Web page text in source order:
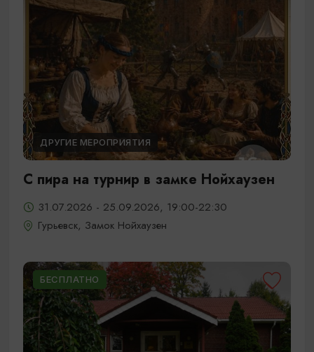
ДРУГИЕ МЕРОПРИЯТИЯ
С пира на турнир в замке Нойхаузен
31.07.2026 - 25.09.2026, 19:00-22:30
Гурьевск, Замок Нойхаузен
БЕСПЛАТНО